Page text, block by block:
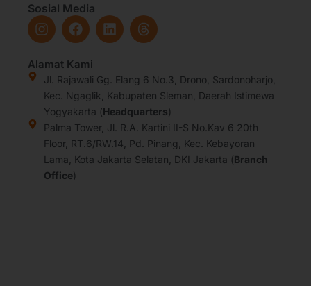
Sosial Media
I
n
t
a
g
r
a
m
F
a
e
b
o
o
k
L
i
e
d
i
n
T
h
a
d
s
Alamat Kami
Jl. Rajawali Gg. Elang 6 No.3, Drono, Sardonoharjo,
Kec. Ngaglik, Kabupaten Sleman, Daerah Istimewa
Yogyakarta (Headquarters)
Palma Tower, Jl. R.A. Kartini II-S No.Kav 6 20th
Floor, RT.6/RW.14, Pd. Pinang, Kec. Kebayoran
Lama, Kota Jakarta Selatan, DKI Jakarta (Branch
Office)